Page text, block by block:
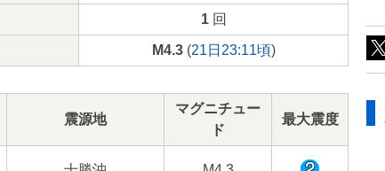
1回
M4.3(21日23:11頃)
震源地
マグニチュー
ド
最大震度